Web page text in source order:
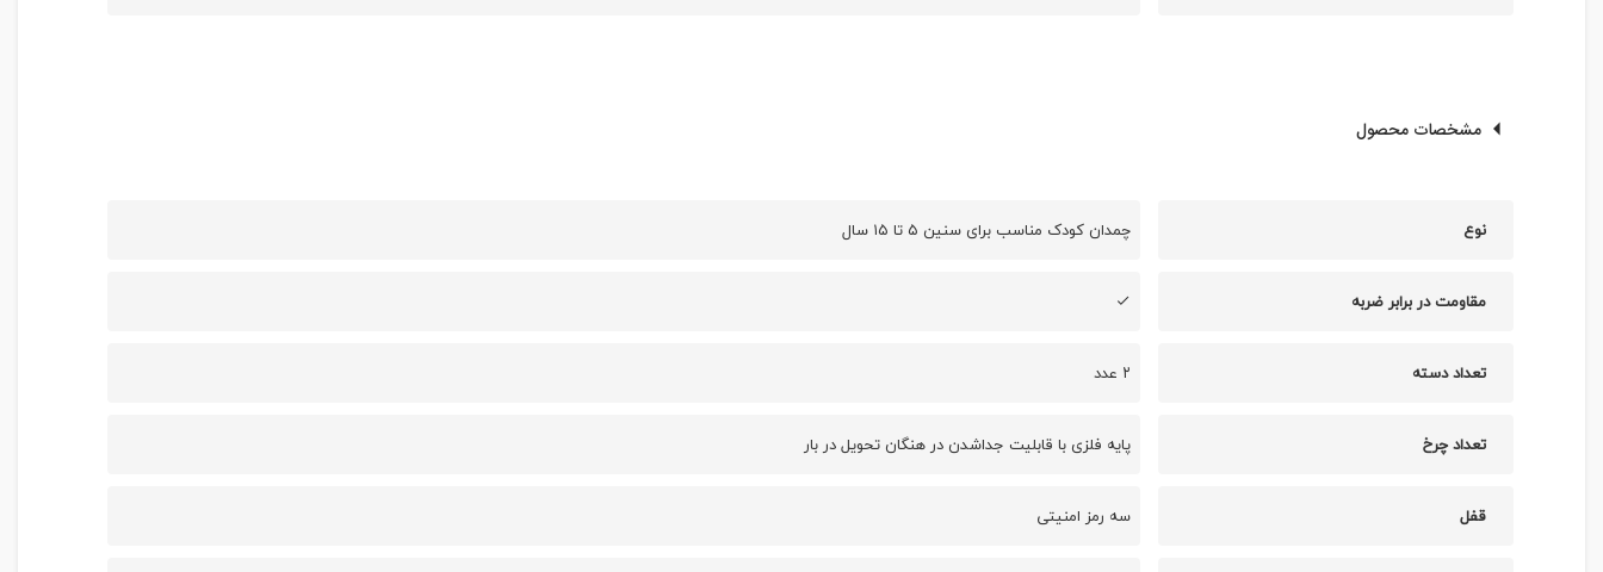
مشخصات محصول
نوع چمدان کودک مناسب برای سنین ۵ تا ۱۵ سال
مقاومت در برابر ضربه
تعداد دسته ۲ عدد
تعداد چرخ پایه فلزی با قابلیت جداشدن در هنگان تحویل در بار
قفل سه رمز امنیتی